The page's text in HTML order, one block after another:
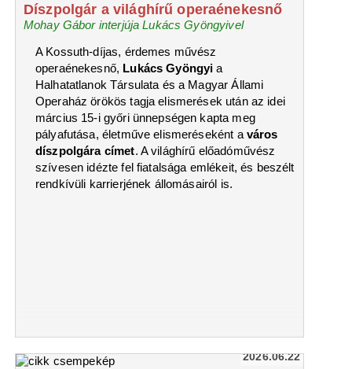
Díszpolgár a világhírű operaénekesnő
Mohay Gábor interjúja Lukács Gyöngyivel
A Kossuth-díjas, érdemes művész
operaénekesnő, Lukács Gyöngyi a
Halhatatlanok Társulata és a Magyar Állami
Operaház örökös tagja elismerések után az idei
március 15-i győri ünnepségen kapta meg
pályafutása, életműve elismeréseként aváros
díszpolgára címet. A világhírű előadóművész
szívesen idézte fel fiatalsága emlékeit, és beszélt
rendkívüli karrierjének állomásairól is.
2026.06.22